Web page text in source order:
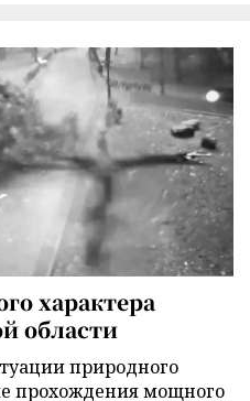
характера
области
природного
прохождения мощного